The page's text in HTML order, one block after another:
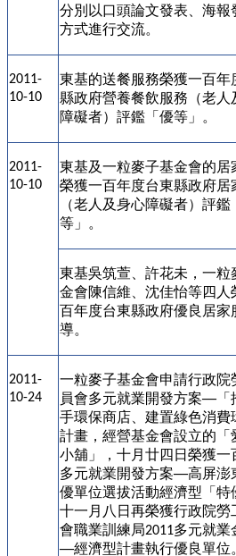
分別以口頭論文發表、海報
方式進行交流。
2011-
10-10
東基的送餐服務榮獲一百年
縣政府營養餐飲服務（老人
障礙者）評鑑「優等」
。
2011-
10-10
東基及一粒麥子基金會的居
榮獲一百年度台東縣政府居
（老人及身心障礙者）評鑑
等」。
東基吳筑萱、許花未，一粒
金會陳信維、沈佳怡等四人
百年度台東縣政府優良居家
導。
2011-
10-24
一粒麥子基金會申請行政院
員會多元就業開發方案──
手環保商店、建置綠色消費
計畫，經營基金會設立的「
小舖」，十月廿四日榮獲一
多元就業開發方案──高屏澎
優單位選拔活動經濟型「特
十一月八日再榮獲行政院勞
會職業訓練局2011多元就業
──經濟型計畫執行優良單位